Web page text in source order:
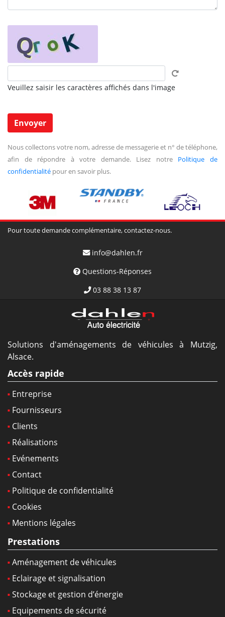
Veuillez saisir les caractères affichés dans l'image
Nous collectons votre nom, adresse de messagerie et n° de téléphone,
afin de répondre à votre demande. Lisez notre Politique de
confidentialité pour en savoir plus.
Pour toute demande complémentaire, contactez-nous.
info@dahlen.fr
Questions-Réponses
03 88 38 13 87
Solutions d'aménagements de véhicules à Mutzig,
Alsace.
Accès rapide
Entreprise
Fournisseurs
Clients
Réalisations
Evénements
Contact
Politique de confidentialité
Cookies
Mentions légales
Prestations
Aménagement de véhicules
Eclairage et signalisation
Stockage et gestion d’énergie
Equipements de sécurité